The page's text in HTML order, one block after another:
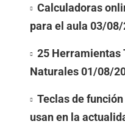
Calculadoras
para el aula 03/08/
25 Herramientas
Naturales01/08/
Teclas de
usan en la